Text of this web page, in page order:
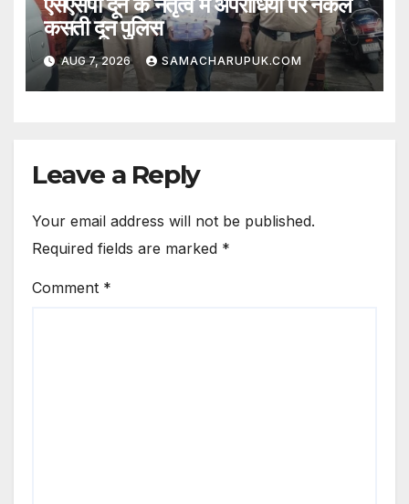
कसती दून पुलिस
AUG 7, 2026 SAMACHARUPUK.COM
Leave a Reply
Your email address will not be published.
Required fields are marked *
Comment *